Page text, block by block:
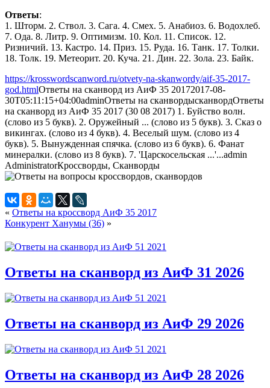
Ответы:
1. Шторм. 2. Ствол. 3. Сага. 4. Смех. 5. Анабиоз. 6. Водохлеб.
7. Ода. 8. Литр. 9. Оптимизм. 10. Кол. 11. Список. 12.
Ризничий. 13. Кастро. 14. Приз. 15. Руда. 16. Танк. 17. Толки.
18. Толк. 19. Метеорит. 20. Куча. 21. Дин. 22. Зола. 23. Байк.
https://krosswordscanword.ru/otvety-na-skanwordy/aif-35-2017-
god.htmlОтветы на сканворд из АиФ 35 20172017-08-
30T05:11:15+04:00adminОтветы на сканвордысканвордОтветы
на сканворд из АиФ 35 2017 (30 08 2017) 1. Буйство волн.
(слово из 5 букв). 2. Оружейный ... (слово из 5 букв). 3. Сказ о
викингах. (слово из 4 букв). 4. Веселый шум. (слово из 4
букв). 5. Вынужденная спячка. (слово из 6 букв). 6. Фанат
минералки. (слово из 8 букв). 7. 'Царскосельская ...'...admin
AdministratorКроссворды, Сканворды
« Ответы на кроссворд АиФ 35 2017
Конкурент Ханумы (36) »
Ответы на сканворд из АиФ 31 2026
Ответы на сканворд из АиФ 29 2026
Ответы на сканворд из АиФ 28 2026